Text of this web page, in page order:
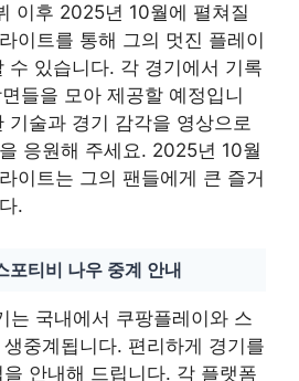
이후 2025년 10월에 펼쳐질
이트를 통해 그의 멋진 플레이
수 있습니다. 각 경기에서 기록
들을 모아 제공할 예정입니
기술과 경기 감각을 영상으로
응원해 주세요. 2025년 10월
이트는 그의 팬들에게 큰 즐거
.
포티비 나우 중계 안내
는 국내에서 쿠팡플레이와 스
중계됩니다. 편리하게 경기를
안내해 드립니다. 각 플랫폼